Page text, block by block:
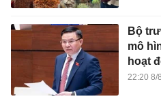
Bộ
mô
hoạt
22:20 8/